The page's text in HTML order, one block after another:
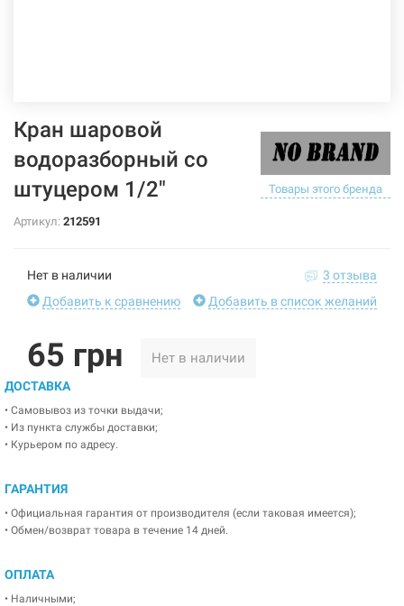
Кран шаровой
водоразборный со
штуцером 1/2"
Товары этого бренда
Артикул: 212591
Нет в наличии
3 отзыва
Добавить к сравнению
Добавить в список желаний
65 грн Нет в наличии
ДОСТАВКА
• Самовывоз из точки выдачи;
• Из пункта службы доставки;
• Курьером по адресу.
ГАРАНТИЯ
• Официальная гарантия от производителя (если таковая имеется);
• Обмен/возврат товара в течение 14 дней.
ОПЛАТА
• Наличными;